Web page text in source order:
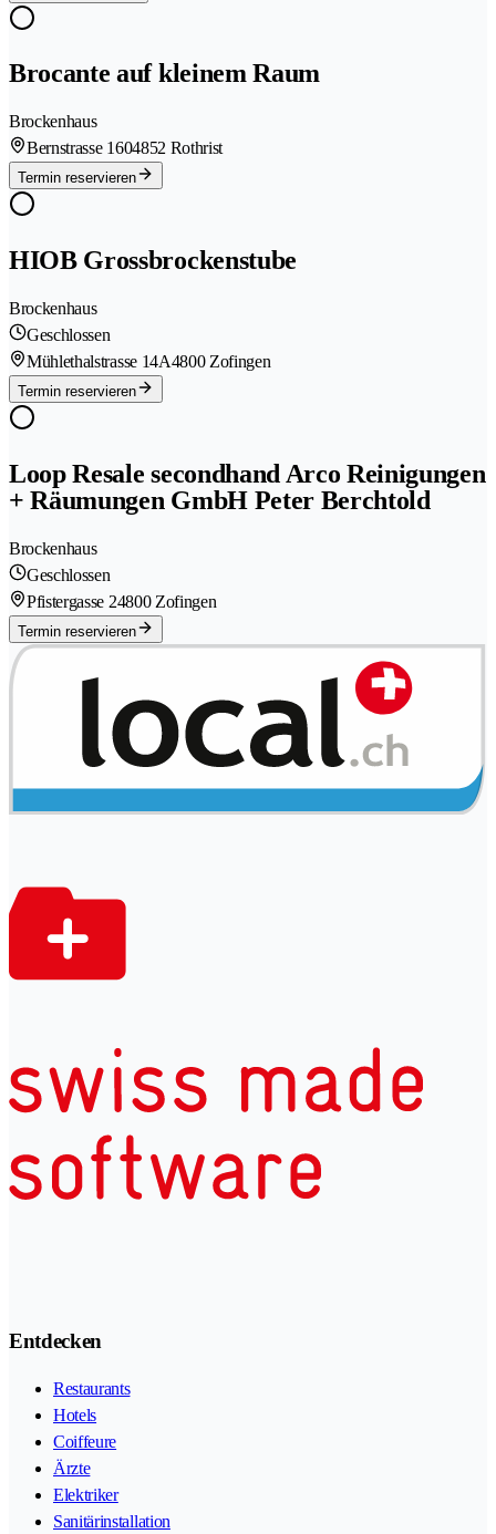
Brocante auf kleinem Raum
Brockenhaus
Bernstrasse 1604852 Rothrist
Termin reservieren
HIOB Grossbrockenstube
Brockenhaus
Geschlossen
Mühlethalstrasse 14A4800 Zofingen
Termin reservieren
Loop Resale secondhand Arco Reinigungen
+ Räumungen GmbH Peter Berchtold
Brockenhaus
Geschlossen
Pfistergasse 24800 Zofingen
Termin reservieren
Entdecken
Restaurants
Hotels
Coiffeure
Ärzte
Elektriker
Sanitärinstallation